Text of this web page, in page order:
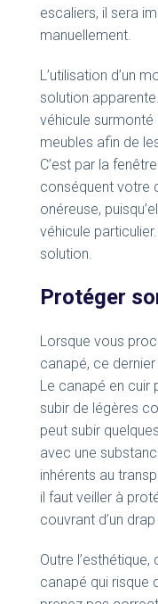
escaliers, il sera
manuellement.
L’utilisation d’un
solution
véhicule surmonté
meubles afin de
C’est par la
conséquent votre
onéreuse,
véhicule
solution.
Protéger
Lorsque vous
canapé, ce
Le canapé en cuir
subir de légères
peut subir
avec une
inhérents au
il faut veiller à
couvrant d’un
Outre
canapé qui risque